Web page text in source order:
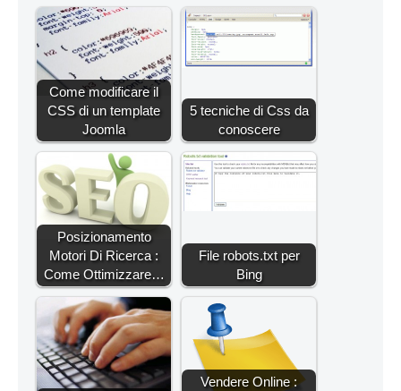
Come modificare il
CSS di un template
Joomla
5 tecniche di Css da
conoscere
Posizionamento
Motori Di Ricerca :
Come Ottimizzare…
File robots.txt per
Bing
Vendere Online :